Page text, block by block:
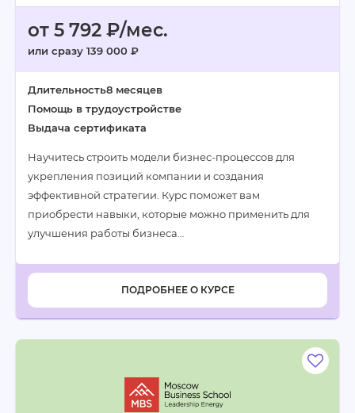
от 5 792 ₽/мес.
или сразу 139 000 ₽
Длительность8 месяцев
Помощь в трудоустройстве
Выдача сертификата
Научитесь строить модели бизнес-процессов для
укрепления позиций компании и создания
эффективной стратегии. Курс поможет вам
приобрести навыки, которые можно применить для
улучшения работы бизнеса…
ПОДРОБНЕЕ О КУРСЕ